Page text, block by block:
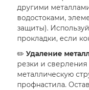
другими
водостоками,
защиты).
прокладки, если
✏️ Удаление
резки и
металлическую
профнастила.